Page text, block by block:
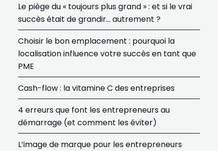
Le piège du « toujours plus grand » : et si le vrai
succès était de grandir… autrement ?
Choisir le bon emplacement : pourquoi la
localisation influence votre succès en tant que
PME
Cash-flow : la vitamine C des entreprises
4 erreurs que font les entrepreneurs au
démarrage (et comment les éviter)
L’image de marque pour les entrepreneurs